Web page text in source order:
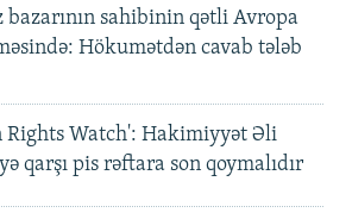
bazarının sahibinin qətli Avropa
Hökumətdən cavab tələb
Rights Watch': Hakimiyyət Əli
qarşı pis rəftara son qoymalıdır